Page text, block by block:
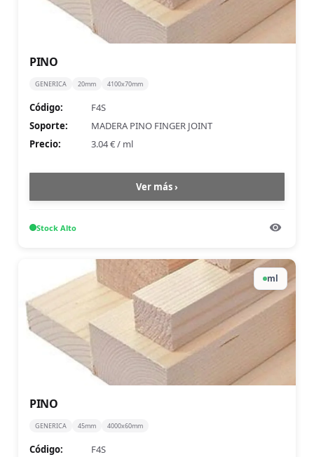
PINO
GENERICA 20mm 4100x70mm
Código:
F4S
Soporte:
MADERA PINO FINGER JOINT
Precio:
3.04 €/ ml
Ver más ›
StockAlto
PINO
GENERICA 45mm 4000x60mm
Código:
F4S
ml